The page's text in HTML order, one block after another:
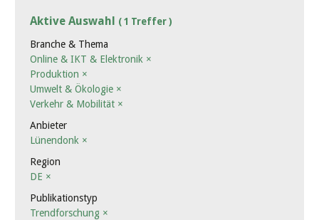
Aktive Auswahl ( 1 Treffer )
Branche & Thema
Online & IKT & Elektronik ×
Produktion ×
Umwelt & Ökologie ×
Verkehr & Mobilität ×
Anbieter
Lünendonk ×
Region
DE ×
Publikationstyp
Trendforschung ×